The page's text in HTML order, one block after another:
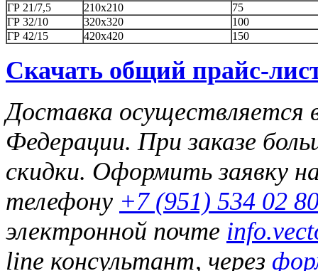
ГР 21/7,5
210х210
75
ГР 32/10
320х320
100
ГР 42/15
420х420 150
Скачать общий прайс-
Доставка осуществляется
Федерации. При заказе
скидки. Оформить заявку
телефону +7 (951) 534 02
электронной почте
line консультант, через